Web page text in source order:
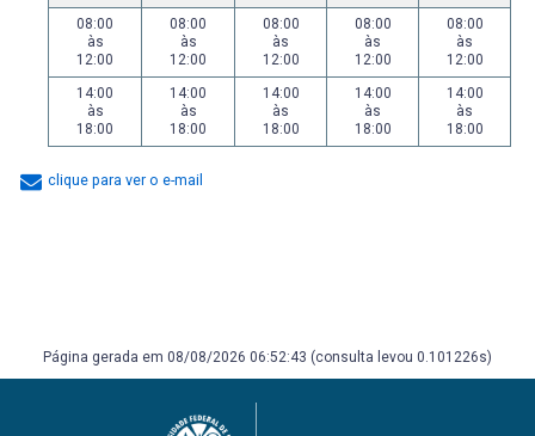
08:00
às
12:00
08:00
às
12:00
08:00
às
12:00
08:00
às
12:00
08:00
às
12:00
14:00
às
18:00
14:00
às
18:00
14:00
às
18:00
14:00
às
18:00
14:00
às
18:00
clique para ver o e-mail
Página gerada em 08/08/2026 06:52:43 (consulta levou 0.101226s)